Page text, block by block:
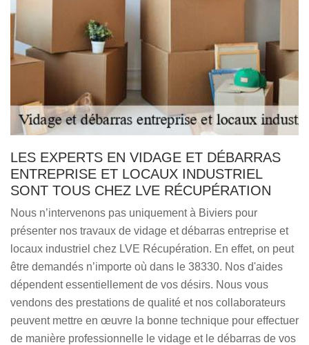
LES EXPERTS EN VIDAGE ET DÉBARRAS
ENTREPRISE ET LOCAUX INDUSTRIEL
SONT TOUS CHEZ LVE RÉCUPÉRATION
Nous n’intervenons pas uniquement à Biviers pour
présenter nos travaux de vidage et débarras entreprise et
locaux industriel chez LVE Récupération. En effet, on peut
être demandés n’importe où dans le 38330. Nos d'aides
dépendent essentiellement de vos désirs. Nous vous
vendons des prestations de qualité et nos collaborateurs
peuvent mettre en œuvre la bonne technique pour effectuer
de manière professionnelle le vidage et le débarras de vos